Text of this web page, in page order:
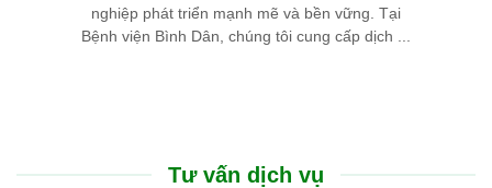
nghiệp phát triển mạnh mẽ và bền vững. Tại
Bệnh viện Bình Dân, chúng tôi cung cấp dịch ...
Tư vấn dịch vụ